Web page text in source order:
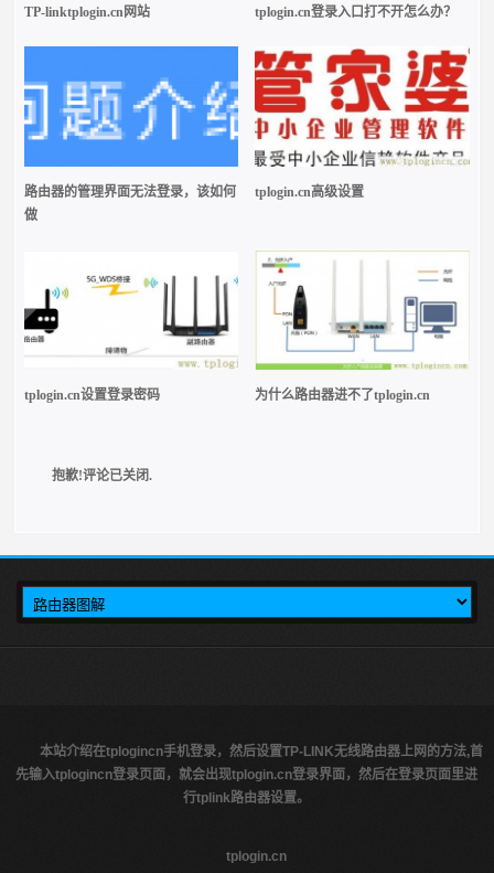
TP-linktplogin.cn网站 tplogin.cn登录入口打不开怎么办？
路由器的管理界面无法登录，该如何
做
tplogin.cn高级设置
tplogin.cn设置登录密码 为什么路由器进不了tplogin.cn
抱歉!评论已关闭.
本站介绍在tplogincn手机登录，然后设置TP-LINK无线路由器上网的方法,首
先输入tplogincn登录页面，就会出现tplogin.cn登录界面，然后在登录页面里进
行tplink路由器设置。
tplogin.cn